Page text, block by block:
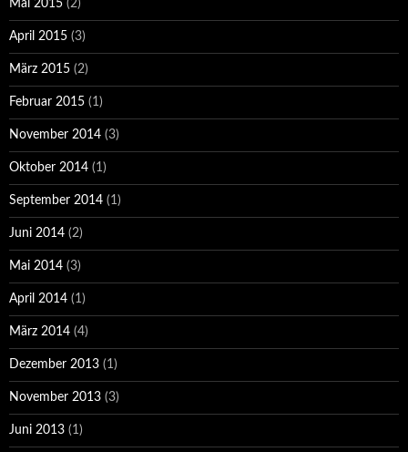
Mai 2015 (2)
April 2015 (3)
März 2015 (2)
Februar 2015 (1)
November 2014 (3)
Oktober 2014 (1)
September 2014 (1)
Juni 2014 (2)
Mai 2014 (3)
April 2014 (1)
März 2014 (4)
Dezember 2013 (1)
November 2013 (3)
Juni 2013 (1)